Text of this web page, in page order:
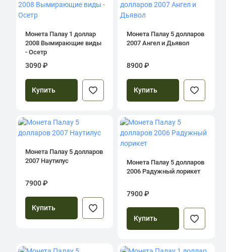
Монета Палау 1 доллар
2008 Вымирающие виды
- Осетр
3090 ₽
Купить
Монета Палау 5 долларов
2007 Ангел и Дьявол
8900 ₽
Купить
Монета Палау 5 долларов
2007 Наутилус
7900 ₽
Купить
Монета Палау 5 долларов
2006 Радужный лорикет
7900 ₽
Купить